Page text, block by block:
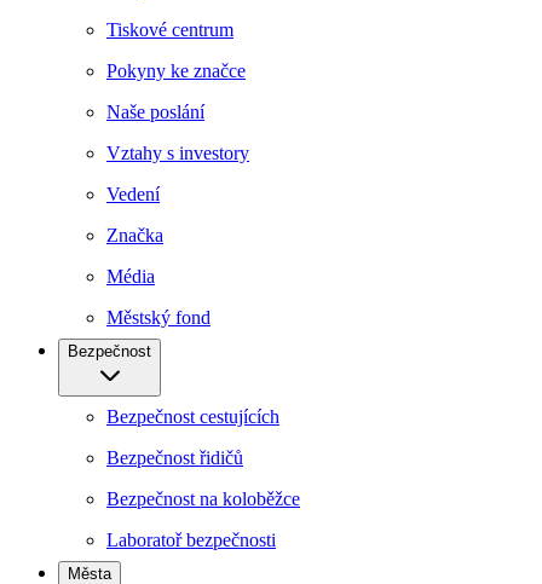
Tiskové centrum
Pokyny ke značce
Naše poslání
Vztahy s investory
Vedení
Značka
Média
Městský fond
Bezpečnost
Bezpečnost cestujících
Bezpečnost řidičů
Bezpečnost na koloběžce
Laboratoř bezpečnosti
Města